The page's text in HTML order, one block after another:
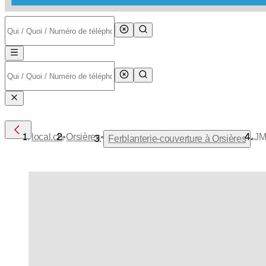
local.ch•Orsières• Ferblanterie-couverture à Orsières •